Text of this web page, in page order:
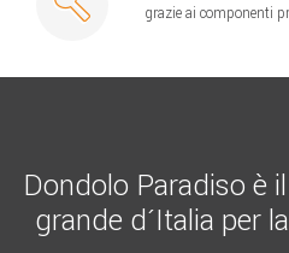
grazie ai componenti
Dondolo Paradiso è
grande d´Italia per